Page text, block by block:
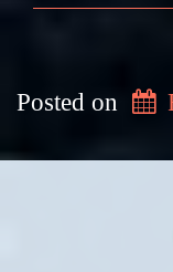
Posted on